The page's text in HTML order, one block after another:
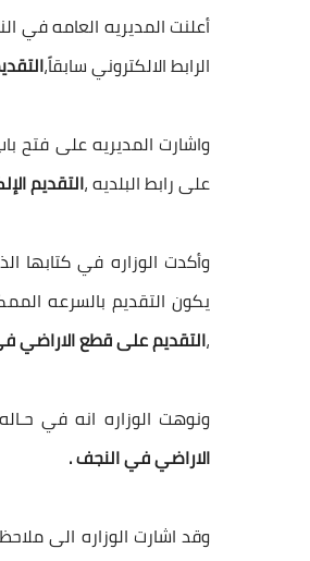
أعلنت المديريه العامه في
الرابط الالكتروني سابقاً،
واشارت المديريه على فتح
على رابط البلديه ،التقديم
وأكدت الوزاره في كتابها
،التقديم على قطع الاراضي
ونوهت الوزاره انه في
الاراضي في النجف .
وقد اشارت الوزاره الى